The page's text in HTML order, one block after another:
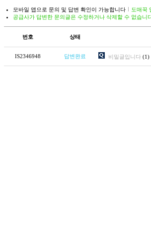
모바일 앱으로 문의 및 답변 확인이 가능합니다
도매꾹
공급사가 답변한 문의글은 수정하거나 삭제할 수 없습니
번호 상태
IS2346948 답변완료 비밀글입니다 (1)